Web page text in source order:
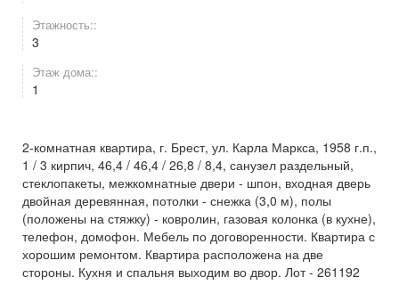
Этажность::
3
Этаж дома::
1
2-комнатная квартира, г. Брест, ул. Карла Маркса, 1958 г.п.,
1 / 3 кирпич, 46,4 / 46,4 / 26,8 / 8,4, санузел раздельный,
стеклопакеты, межкомнатные двери - шпон, входная дверь
двойная деревянная, потолки - снежка (3,0 м), полы
(положены на стяжку) - ковролин, газовая колонка (в кухне),
телефон, домофон. Мебель по договоренности. Квартира с
хорошим ремонтом. Квартира расположена на две
стороны. Кухня и спальня выходим во двор. Лот - 261192